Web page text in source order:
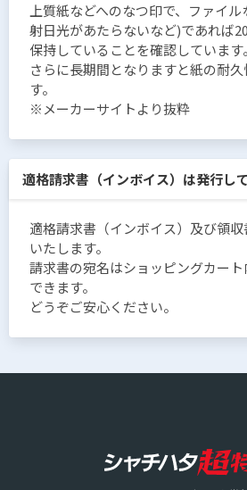
上質紙などへのなつ印で、ファイ
射日光があたらないなど)であれば
保持していることを確認しています。
さらに長期間となりますと紙の耐
す。
※メーカーサイトより抜粋
適格請求書（インボイス）は発行し
適格請求書（インボイス）及び領
いたします。
請求書の宛名はショッピングカー
できます。
どうぞご安心ください。